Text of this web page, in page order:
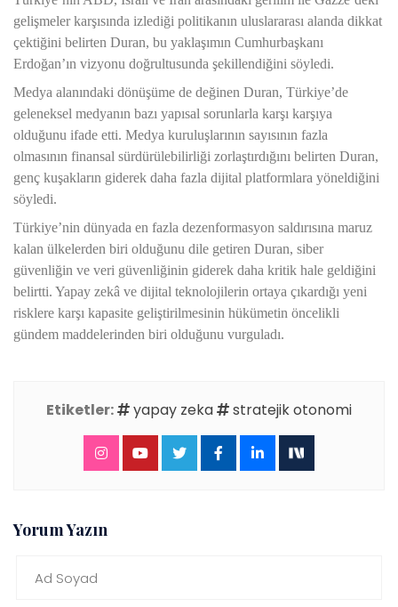
gelişmeler karşısında izlediği politikanın uluslararası alanda dikkat
çektiğini belirten Duran, bu yaklaşımın Cumhurbaşkanı
Erdoğan’ın vizyonu doğrultusunda şekillendiğini söyledi.
Medya alanındaki dönüşüme de değinen Duran, Türkiye’de
geleneksel medyanın bazı yapısal sorunlarla karşı karşıya
olduğunu ifade etti. Medya kuruluşlarının sayısının fazla
olmasının finansal sürdürülebilirliği zorlaştırdığını belirten Duran,
genç kuşakların giderek daha fazla dijital platformlara yöneldiğini
söyledi.
Türkiye’nin dünyada en fazla dezenformasyon saldırısına maruz
kalan ülkelerden biri olduğunu dile getiren Duran, siber
güvenliğin ve veri güvenliğinin giderek daha kritik hale geldiğini
belirtti. Yapay zekâ ve dijital teknolojilerin ortaya çıkardığı yeni
risklere karşı kapasite geliştirilmesinin hükümetin öncelikli
gündem maddelerinden biri olduğunu vurguladı.
Etiketler: yapay zeka stratejik otonomi
Yorum Yazın